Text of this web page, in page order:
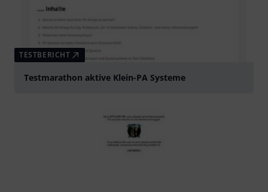
TESTBERICHT
Testmarathon aktive Klein-PA Systeme